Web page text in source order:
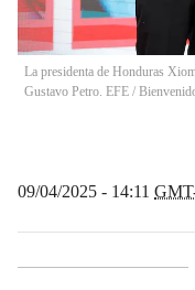
La presidenta de Honduras
Gustavo Petro. EFE /
09/04/2025 - 14:11